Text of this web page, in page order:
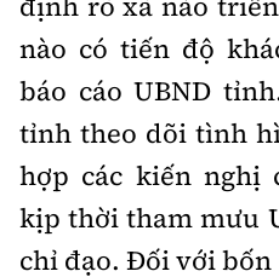
nào có tiến độ
báo cáo UBND
tỉnh theo dõi tình
hợp các kiến nghị
kịp thời tham mưu
chỉ đạo. Đối với bốn